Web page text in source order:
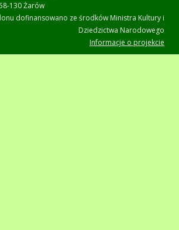
130 Żarów
dofinansowano ze środków Ministra Kultury i
Dziedzictwa Narodowego
Informacje o projekcie